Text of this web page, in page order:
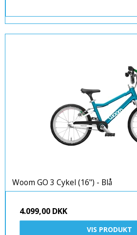
Woom GO 3 Cykel (16") - Blå
4.099,00 DKK
VIS PRODUKT